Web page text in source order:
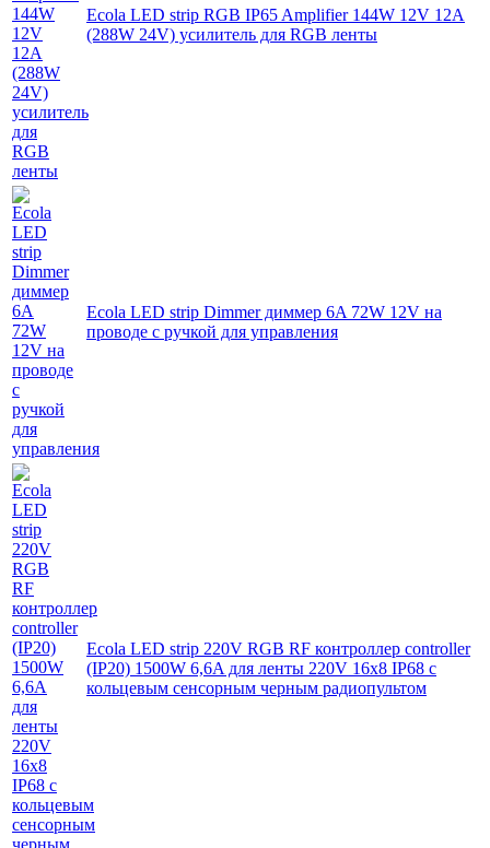
Ecola LED strip RGB IP65 Amplifier 144W 12V 12A
(288W 24V) усилитель для RGB ленты
Ecola LED strip Dimmer диммер 6A 72W 12V на
проводе с ручкой для управления
Ecola LED strip 220V RGB RF контроллер controller
(IP20) 1500W 6,6A для ленты 220V 16x8 IP68 с
кольцевым сенсорным черным радиопультом